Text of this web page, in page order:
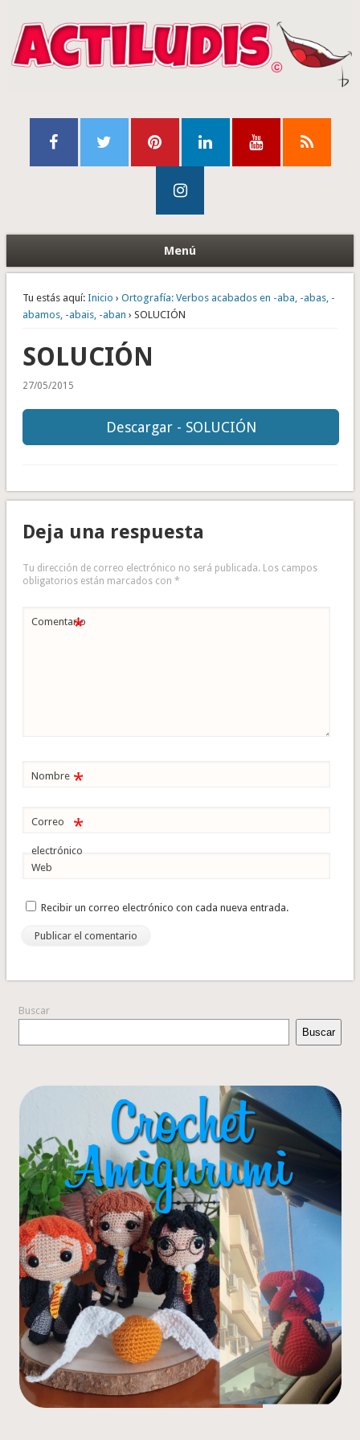
Menú
Tu estás aquí: Inicio › Ortografía: Verbos acabados en -aba, -abas, -
abamos, -abais, -aban › SOLUCIÓN
SOLUCIÓN
27/05/2015
Descargar - SOLUCIÓN
Deja una respuesta
Tu dirección de correo electrónico no será publicada. Los campos
obligatorios están marcados con *
Comentario
*
Nombre *
Correo
electrónico
*
Web
Recibir un correo electrónico con cada nueva entrada.
Buscar
Buscar